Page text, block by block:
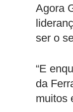
Agora
ser o
“E
da
muitos